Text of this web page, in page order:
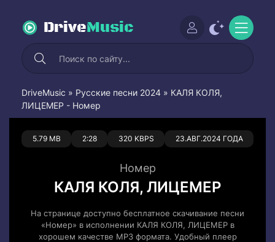
DriveMusic
DriveMusic » Русские песни 2024 » КАЛЯ КОЛЯ,
ЛИЦЕМЕР - Номер
5.79 MB 2:28 320 KBPS 23.АВГ.2024 ГОДА
0 0
Номер
КАЛЯ КОЛЯ, ЛИЦЕМЕР
На странице доступно бесплатное скачивание песни
«Номер» в исполнении КАЛЯ КОЛЯ, ЛИЦЕМЕР в
хорошем качестве MP3 формата. Удобный плеер